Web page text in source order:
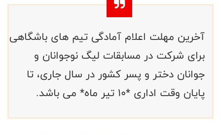
آخرین مهلت اعلام آمادگی تیم های باشگاهی
برای شرکت در مسابقات لیگ نوجوانان و
جوانان دختر و پسر کشور در سال جاری، تا
پایان وقت اداری *۱۰ تیر ماه* می باشد.